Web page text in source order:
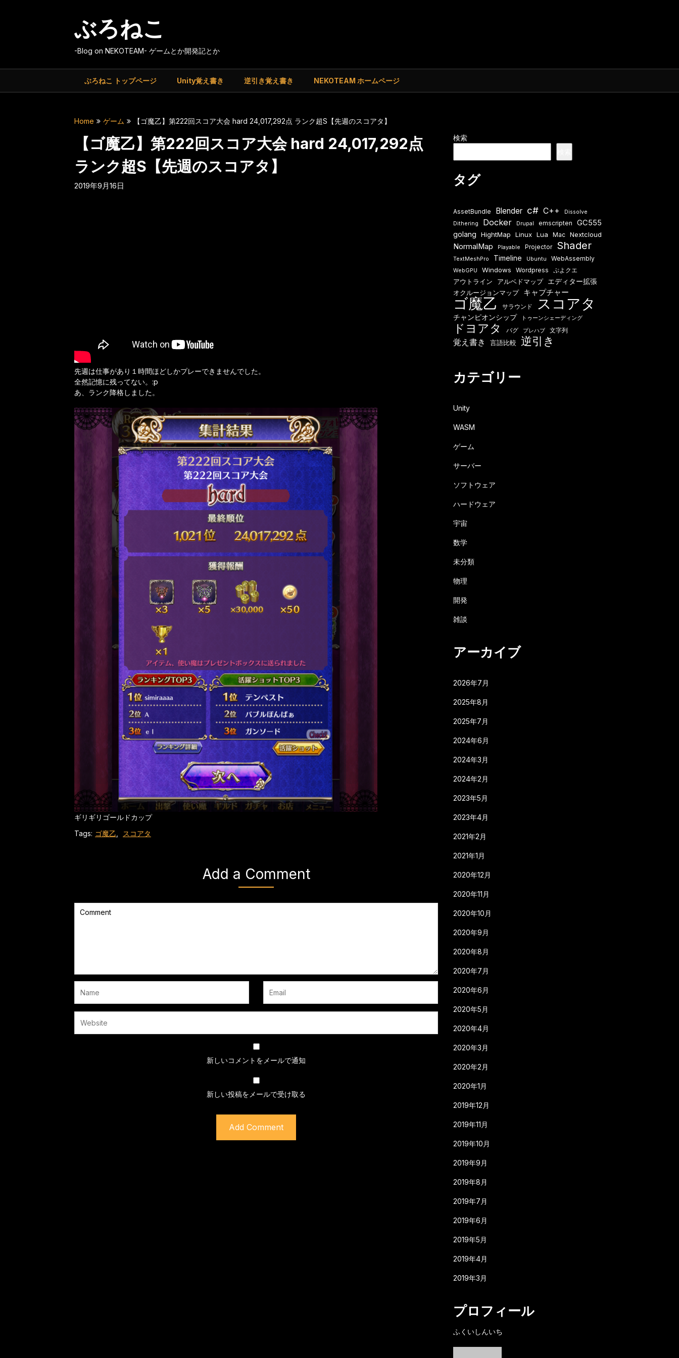
ぶろねこ
-Blog on NEKOTEAM- ゲームとか開発記とか
ぶろねこ トップページ Unity覚え書き 逆引き覚え書き NEKOTEAM ホームページ
Home ゲーム 【ゴ魔乙】第222回スコア大会 hard 24,017,292点 ランク超S【先週のスコアタ】
【ゴ魔乙】第222回スコア大会 hard 24,017,292点
ランク超S【先週のスコアタ】
2019年9月16日
先週は仕事があり１時間ほどしかプレーできませんでした。
全然記憶に残ってない。:p
あ、ランク降格しました。
ギリギリゴールドカップ
Tags: ゴ魔乙 スコアタ
Add a Comment
新しいコメントをメールで通知
新しい投稿をメールで受け取る
検索
タグ
AssetBundle Blender c# C++
Dissolve
Dithering
Docker Drupal emscripten GC555
golang HightMap Linux Lua Mac Nextcloud
NormalMap Playable Projector Shader
TextMeshPro Timeline Ubuntu WebAssembly
WebGPU Windows Wordpress ぷよクエ
アウトライン アルベドマップ エディター拡張
オクルージョンマップ キャプチャー
ゴ魔乙 サラウンド スコアタ
チャンピオンシップ トゥーンシェーディング
ドヨアタ バグ プレハブ 文字列
覚え書き 言語比較 逆引き
カテゴリー
Unity
WASM
ゲーム
サーバー
ソフトウェア
ハードウェア
宇宙
数学
未分類
物理
開発
雑談
アーカイブ
2026年7月
2025年8月
2025年7月
2024年6月
2024年3月
2024年2月
2023年5月
2023年4月
2021年2月
2021年1月
2020年12月
2020年11月
2020年10月
2020年9月
2020年8月
2020年7月
2020年6月
2020年5月
2020年4月
2020年3月
2020年2月
2020年1月
2019年12月
2019年11月
2019年10月
2019年9月
2019年8月
2019年7月
2019年6月
2019年5月
2019年4月
2019年3月
プロフィール
ふくいしんいち